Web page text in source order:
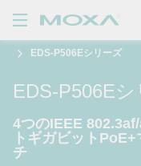
品
リューション
ポート
EDS-P506Eシリーズ
EDS-P506E
4つのIEEE
トギガビット
チ
バッグを見る